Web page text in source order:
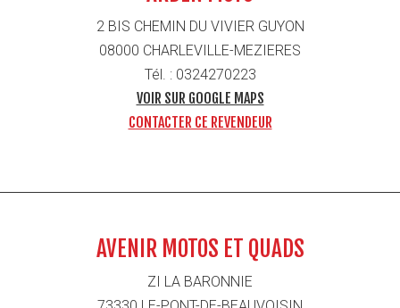
2 BIS CHEMIN DU VIVIER GUYON
08000 CHARLEVILLE-MEZIERES
Tél. : 0324270223
VOIR SUR GOOGLE MAPS
CONTACTER CE REVENDEUR
AVENIR MOTOS ET QUADS
ZI LA BARONNIE